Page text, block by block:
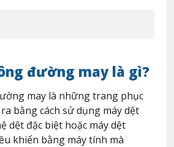
đường may là gì?
may là những trang phục
bằng cách sử dụng máy dệt
dệt đặc biệt hoặc máy dệt
khiển bằng máy tính mà